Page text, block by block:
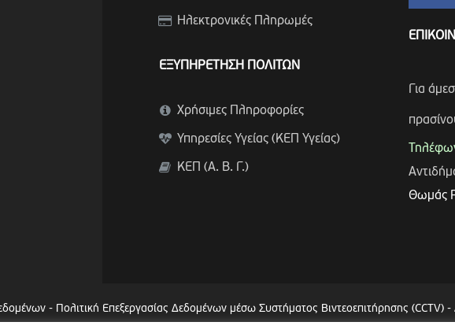
Ηλεκτρονικές Πληρωμές
ΕΞΥΠΗΡΕΤΗΣΗ ΠΟΛΙΤΩΝ
Χρήσιμες Πληροφορίες
Υπηρεσίες Υγείας (ΚΕΠ Υγείας)
ΚΕΠ (Α. Β. Γ.)
Για
Θωμάς
- Πολιτική Επεξεργασίας Δεδομένων μέσω Συστήματος Βιντεοεπιτήρησης (CCTV) -